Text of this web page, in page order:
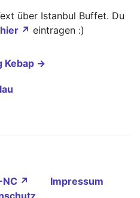
über Istanbul Buffet. Du
hier ↗ eintragen :)
Kebap →
NC ↗
Impressum